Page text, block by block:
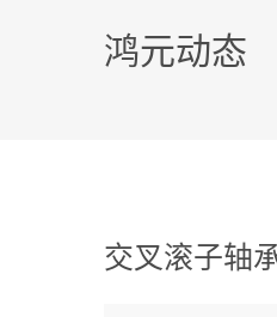
鸿元动态
交叉滚子轴